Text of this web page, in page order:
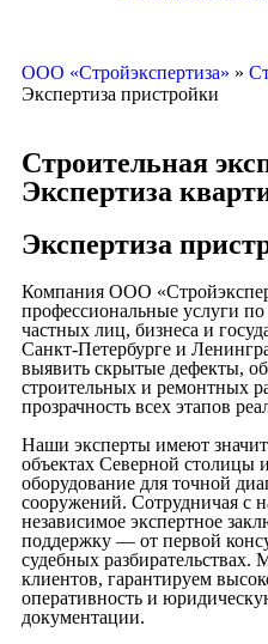
ООО «Стройэкспертиза» »
Экспертиза пристройки
Строительная
Экспертиза
Экспертиза
Компания ООО
профессиональные услуги по
частных лиц, бизнеса и
Санкт-Петербурге и
выявить скрытые дефекты,
строительных и ремонтных
прозрачность всех этапов
Наши эксперты имеют
объектах Северной столицы
оборудование для точной
сооружений. Сотрудничая с
независимое экспертное
поддержку — от первой
судебных
клиентов, гарантируем
оперативность и
документации.